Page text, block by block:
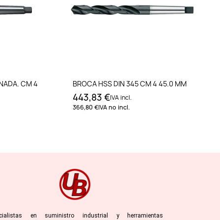
CM 4
Añadir al carrito
BROCA HSS DIN 345 CM 4 45.0 MM
443,83 €IVA incl.
366,80 €IVA no incl.
en suministro industrial y herramientas